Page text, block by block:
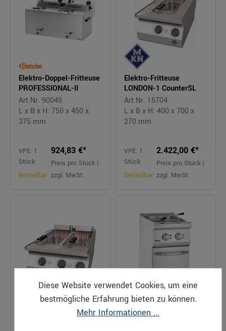
Elektro-Doppel-Fritteuse
PROFESSIONAL-II
Art.Nr. 90049
L x B x H: 750 x 450 x
375 mm
VPE: 1
Stück
Bestellbar
924,83 €*
Preis pro Stück |
zzgl. MwSt.
Elektro-Fritteuse
LONDON-1 CounterSL
Art.Nr. 15704
L x B x H: 400 x 700 x
270 mm
VPE: 1
Stück
Bestellbar
2.422,00 €*
Preis pro Stück |
zzgl. MwSt.
Elektro-Standfritteuse 2
Diese Website verwendet Cookies, um eine
bestmögliche Erfahrung bieten zu können.
Mehr Informationen ...